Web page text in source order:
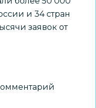
и 34 стран
заявок от